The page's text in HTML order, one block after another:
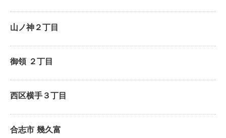
山ノ神２丁目
御領 ２丁目
西区横手３丁目
合志市 幾久富